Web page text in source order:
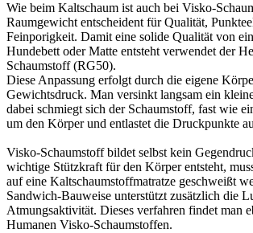
Wie beim Kaltschaum ist auch bei Visko-
Raumgewicht entscheident für Qualität,
Feinporigkeit. Damit eine solide Qualität von
Hundebett oder Matte entsteht verwendet der
Schaumstoff (RG50).
Diese Anpassung erfolgt durch die eigene
Gewichtsdruck. Man versinkt langsam ein
dabei schmiegt sich der Schaumstoff, fast wie
um den Körper und entlastet die Druckpunkte
Visko-Schaumstoff bildet selbst kein
wichtige Stützkraft für den Körper entsteht,
auf eine Kaltschaumstoffmatratze geschweißt
Sandwich-Bauweise unterstützt zusätzlich die
Atmungsaktivität. Dieses verfahren findet man
Humanen Visko-Schaumstoffen.